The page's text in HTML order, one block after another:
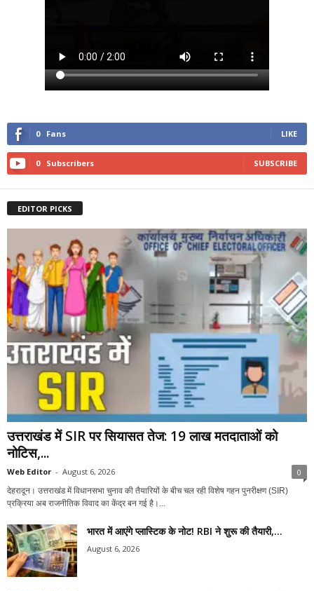
0 Fans LIKE
0 Subscribers SUBSCRIBE
EDITOR PICKS
उत्तराखंड में SIR पर सियासत तेज: 19 लाख मतदाताओं को
नोटिस,...
Web Editor - August 6, 2026 0
देहरादून। उत्तराखंड में विधानसभा चुनाव की तैयारियों के बीच चल रही विशेष गहन पुनरीक्षण (SIR)
प्रक्रिया अब राजनीतिक विवाद का केंद्र बन गई है।...
भारत में आएंगे प्लास्टिक के नोट! RBI ने शुरू की तैयारी,...
August 6, 2026